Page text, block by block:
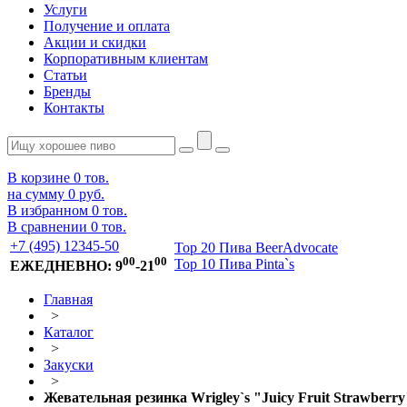
Услуги
Получение и оплата
Акции и скидки
Корпоративным клиентам
Статьи
Бренды
Контакты
В корзине 0 тов.
на сумму 0 руб.
В избранном 0 тов.
В сравнении 0 тов.
+7 (495) 12345-50
ЕЖЕДНЕВНО: 900-2100
Top 20 Пива BeerAdvocate
Top 10 Пива Pinta`s
Главная
>
Каталог
>
Закуски
>
Жевательная резинка Wrigley`s "Juicy Fruit